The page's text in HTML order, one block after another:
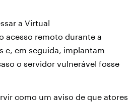
a Virtual
acesso remoto durante a
e, em seguida, implantam
o servidor vulnerável fosse
como um aviso de que atores